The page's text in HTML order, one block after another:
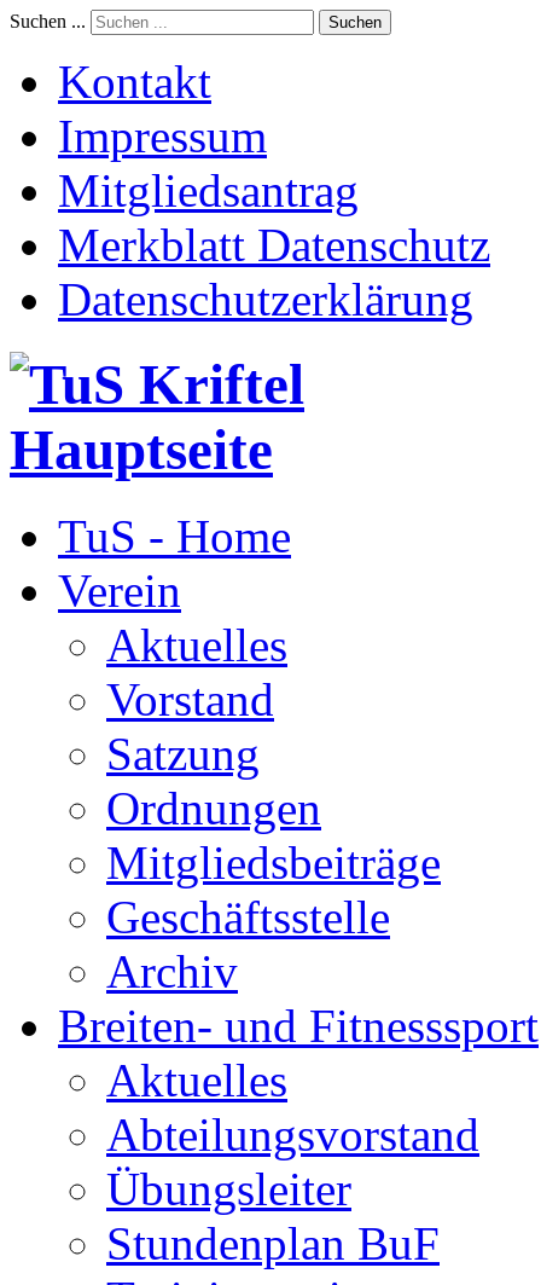
Suchen ... Suchen
Kontakt
Impressum
Mitgliedsantrag
Merkblatt Datenschutz
Datenschutzerklärung
TuS - Home
Verein
Aktuelles
Vorstand
Satzung
Ordnungen
Mitgliedsbeiträge
Geschäftsstelle
Archiv
Breiten- und Fitnesssport
Aktuelles
Abteilungsvorstand
Übungsleiter
Stundenplan BuF